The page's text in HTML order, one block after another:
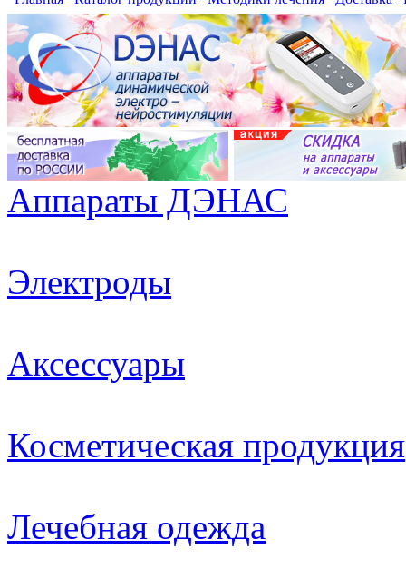
Аппараты ДЭНАС
Электроды
Аксессуары
Косметическая продукция
Лечебная одежда